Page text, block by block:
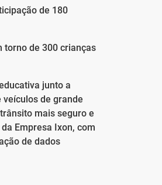
de 180
de 300 crianças
junto a
de grande
mais seguro e
Empresa Ixon, com
de dados